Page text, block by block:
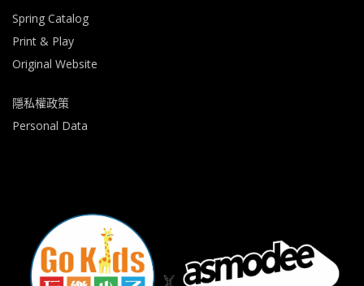
Spring Catalog
Print & Play
Original Website
隱私權政策
Personal Data